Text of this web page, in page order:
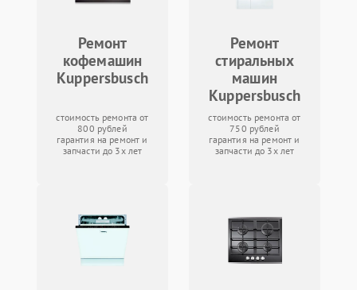
Ремонт
кофемашин
Kuppersbusch
стоимость ремонта от
800 рублей
гарантия на ремонт и
запчасти до 3х лет
Ремонт
стиральных
машин
Kuppersbusch
стоимость ремонта от
750 рублей
гарантия на ремонт и
запчасти до 3х лет